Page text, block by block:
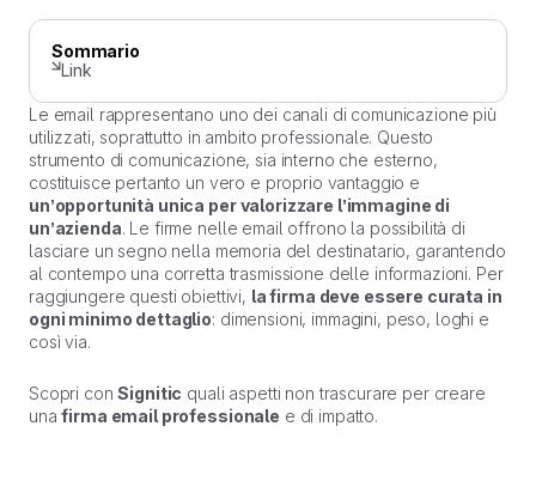
Sommario
Link
Le email rappresentano uno dei canali di comunicazione più
utilizzati, soprattutto in ambito professionale. Questo
strumento di comunicazione, sia interno che esterno,
costituisce pertanto un vero e proprio vantaggio e
un’opportunità unica per valorizzare l’immagine di
un’azienda. Le firme nelle email offrono la possibilità di
lasciare un segno nella memoria del destinatario, garantendo
al contempo una corretta trasmissione delle informazioni. Per
raggiungere questi obiettivi, la firma deve essere curata in
ogni minimo dettaglio: dimensioni, immagini, peso, loghi e
così via.
Scopri conSignitic quali aspetti non trascurare per creare
unafirma email professionale e di impatto.